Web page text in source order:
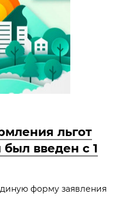
льгот
был введен с 1
форму заявления